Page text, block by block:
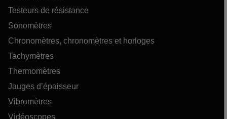
Testeurs de résistance
Sonomètres
Chronomètres, chronomètres et horloges
Tachymètres
Thermomètres
Jauges d’épaisseur
Vibromètres
Vidéoscopes